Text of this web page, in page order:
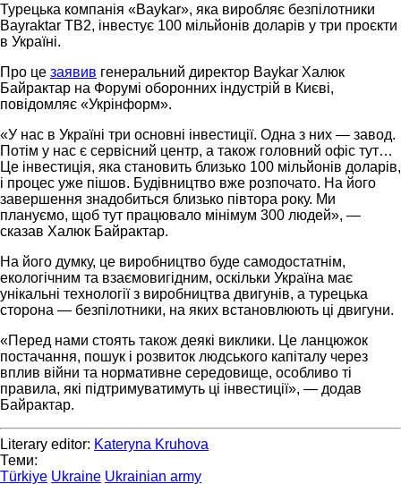
Турецька компанія «Baykar», яка виробляє безпілотники
Bayraktar TB2, інвестує 100 мільйонів доларів у три проєкти
в Україні.
Про це заявив генеральний директор Baykar Халюк
Байрактар на Форумі оборонних індустрій в Києві,
повідомляє «Укрінформ».
«У нас в Україні три основні інвестиції. Одна з них — завод.
Потім у нас є сервісний центр, а також головний офіс тут…
Це інвестиція, яка становить близько 100 мільйонів доларів,
і процес уже пішов. Будівництво вже розпочато. На його
завершення знадобиться близько півтора року. Ми
плануємо, щоб тут працювало мінімум 300 людей», —
сказав Халюк Байрактар.
На його думку, це виробництво буде самодостатнім,
екологічним та взаємовигідним, оскільки Україна має
унікальні технології з виробництва двигунів, а турецька
сторона — безпілотники, на яких встановлюють ці двигуни.
«Перед нами стоять також деякі виклики. Це ланцюжок
постачання, пошук і розвиток людського капіталу через
вплив війни та нормативне середовище, особливо ті
правила, які підтримуватимуть ці інвестиції», — додав
Байрактар.
Literary editor: Kateryna Kruhova
Теми:
Türkiye Ukraine Ukrainian army